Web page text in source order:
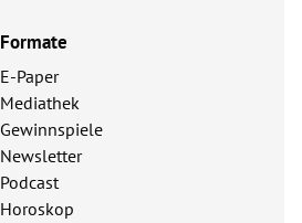
Formate
E-Paper
Mediathek
Gewinnspiele
Newsletter
Podcast
Horoskop